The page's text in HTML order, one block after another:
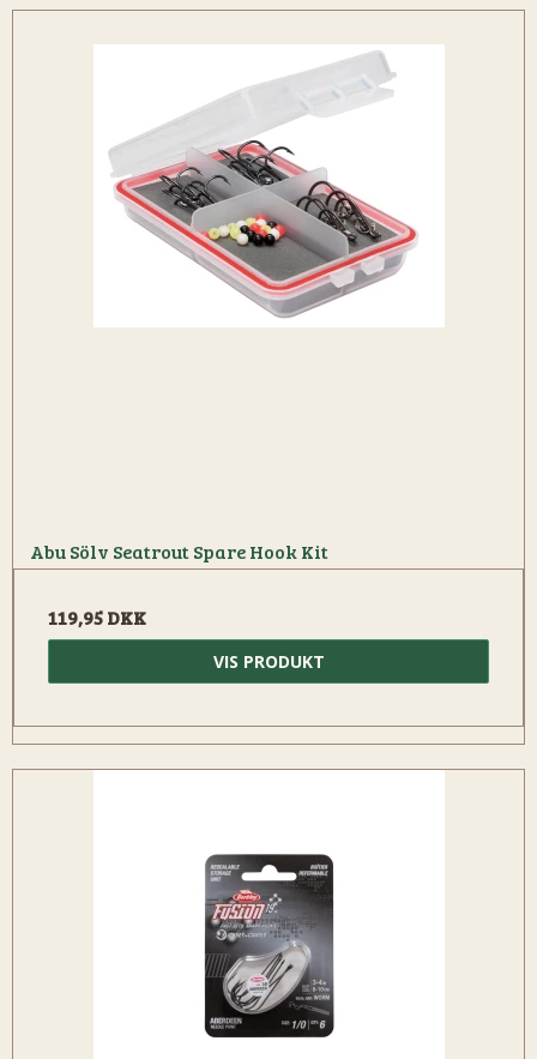
Abu Sölv Seatrout Spare Hook Kit
119,95 DKK
VIS PRODUKT